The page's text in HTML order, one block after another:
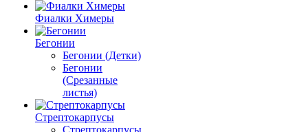
Фиалки Химеры
Бегонии
Бегонии (Детки)
Бегонии
(Срезанные
листья)
Стрептокарпусы
Стрептокарпусы